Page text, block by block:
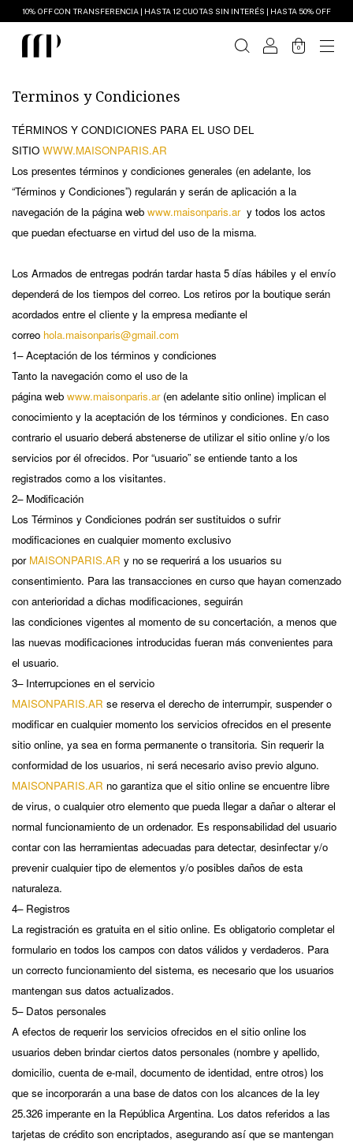
10% OFF CON TRANSFERENCIA | HASTA 12 CUOTAS SIN INTERÉS | HASTA 50% OFF
0
Terminos y Condiciones
TÉRMINOS Y CONDICIONES PARA EL USO DEL
SITIO WWW.MAISONPARIS.AR
Los presentes términos y condiciones generales (en adelante, los
“Términos y Condiciones”) regularán y serán de aplicación a la
navegación de la página web www.maisonparis.ary todos los actos
que puedan efectuarse en virtud del uso de la misma.
Los Armados de entregas podrán tardar hasta 5 días hábiles y el envío
dependerá de los tiempos del correo. Los retiros por la boutique serán
acordados entre el cliente y la empresa mediante el
correo hola.maisonparis@gmail.com
1– Aceptación de los términos y condiciones
Tanto la navegación como el uso de la
página web www.maisonparis.ar(en adelante sitio online) implican el
conocimiento y la aceptación de los términos y condiciones. En caso
contrario el usuario deberá abstenerse de utilizar el sitio online y/o los
servicios por él ofrecidos. Por “usuario” se entiende tanto a los
registrados como a los visitantes.
2– Modificación
Los Términos y Condiciones podrán ser sustituidos o sufrir
modificaciones en cualquier momento exclusivo
por MAISONPARIS.AR y no se requerirá a los usuarios su
consentimiento. Para las transacciones en curso que hayan comenzado
con anterioridad a dichas modificaciones, seguirán
las condiciones vigentes al momento de su concertación, a menos que
las nuevas modificaciones introducidas fueran más convenientes para
el usuario.
3– Interrupciones en el servicio
MAISONPARIS.AR se reserva el derecho de interrumpir, suspender o
modificar en cualquier momento los servicios ofrecidos en el presente
sitio online, ya sea en forma permanente o transitoria. Sin requerir la
conformidad de los usuarios, ni será necesario aviso previo alguno.
MAISONPARIS.AR no garantiza que el sitio online se encuentre libre
de virus, o cualquier otro elemento que pueda llegar a dañar o alterar el
normal funcionamiento de un ordenador. Es responsabilidad del usuario
contar con las herramientas adecuadas para detectar, desinfectar y/o
prevenir cualquier tipo de elementos y/o posibles daños de esta
naturaleza.
4– Registros
La registración es gratuita en el sitio online. Es obligatorio completar el
formulario en todos los campos con datos válidos y verdaderos. Para
un correcto funcionamiento del sistema, es necesario que los usuarios
mantengan sus datos actualizados.
5– Datos personales
A efectos de requerir los servicios ofrecidos en el sitio online los
usuarios deben brindar ciertos datos personales (nombre y apellido,
domicilio, cuenta de e-mail, documento de identidad, entre otros) los
que se incorporarán a una base de datos con los alcances de la ley
25.326 imperante en la República Argentina. Los datos referidos a las
tarjetas de crédito son encriptados, asegurando así que se mantengan